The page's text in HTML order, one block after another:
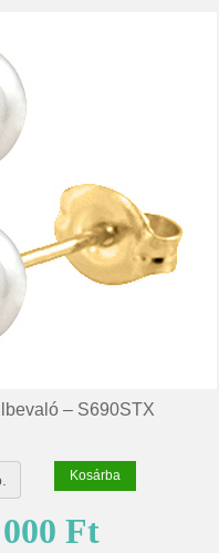
– S690STX
Kosárba
Ft